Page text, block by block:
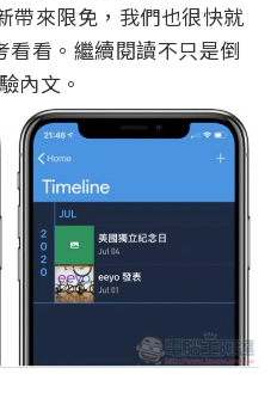
帶來限免，我們也很快就
看。繼續閱讀不只是倒
內文。